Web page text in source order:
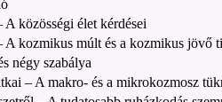
közösségi élet kérdései
A kozmikus múlt és a kozmikus jövő
négy szabálya
– A makro- és a mikrokozmosz